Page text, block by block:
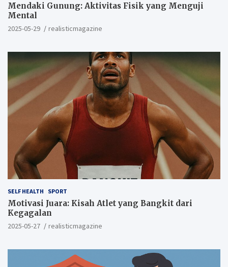
Mendaki Gunung: Aktivitas Fisik yang Menguji
Mental
2025-05-29 realisticmagazine
SELF HEALTH SPORT
Motivasi Juara: Kisah Atlet yang Bangkit dari
Kegagalan
2025-05-27 realisticmagazine